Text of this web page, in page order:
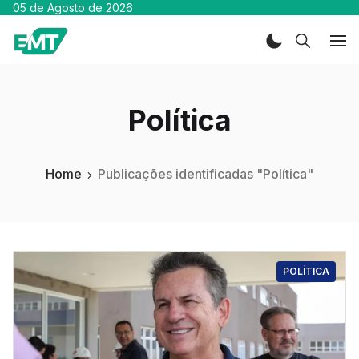
05 de Agosto de 2026
Política
Home Publicações identificadas "Política"
POLÍTICA